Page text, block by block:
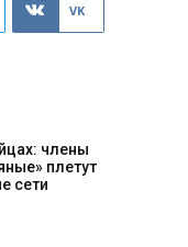
VK
члены
плетут
сети